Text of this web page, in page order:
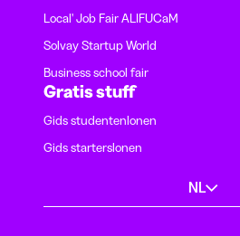
Local' Job Fair ALIFUCaM
Solvay Startup World
Business school fair
Gratis stuff
Gids studentenlonen
Gids starterslonen
NL